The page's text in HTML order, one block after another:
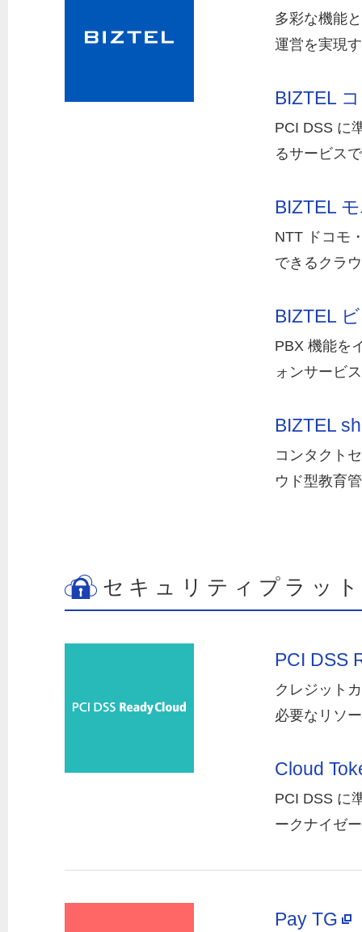
多彩な機能
運営を実現
BIZTEL
PCI DSS に
るサービス
BIZTEL
NTT ドコモ
できるクラ
BIZTEL
PBX 機能を
ォンサービ
BIZTEL
コンタクト
ウド型教育
セキュリティプラッ
PCI DSS
クレジット
必要なリソ
Cloud
PCI DSS に
ークナイゼ
Pay TG